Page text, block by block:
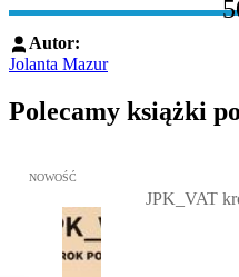
Autor:
Jolanta Mazur
Polecamy książki
Przejdź do: JPK_VAT krok
NOWOŚĆ
JPK_VAT